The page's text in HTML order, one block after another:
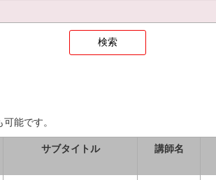
能です。
サブタイトル 講師名